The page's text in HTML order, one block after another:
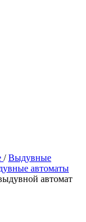
/ Выдувные
автоматы
автомат